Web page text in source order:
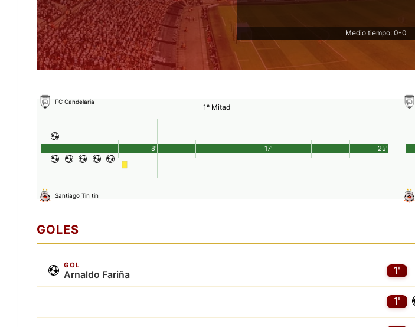
Medio tiempo: 0-0
FC Candelaria
1ª Mitad
Santiago Tin tin
25'
8' 17'
GOLES
GOL
Arnaldo Fariña 1'
1'